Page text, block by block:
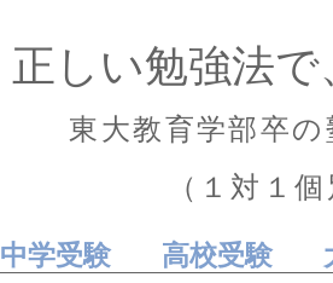
正しい勉強法で
東大教育学部卒
（１対１
中学受験 高校受験